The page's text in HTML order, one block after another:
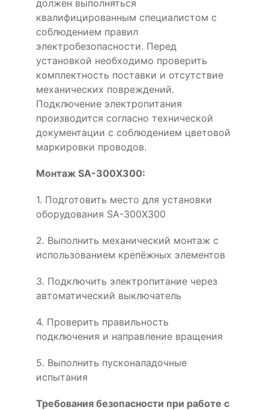
должен выполняться
квалифицированным специалистом с
соблюдением правил
электробезопасности. Перед
установкой необходимо проверить
комплектность поставки и отсутствие
механических повреждений.
Подключение электропитания
производится согласно технической
документации с соблюдением цветовой
маркировки проводов.
Монтаж SA-300X300:
1. Подготовить место для установки
оборудования SA-300X300
2. Выполнить механический монтаж с
использованием крепёжных элементов
3. Подключить электропитание через
автоматический выключатель
4. Проверить правильность
подключения и направление вращения
5. Выполнить пусконаладочные
испытания
Требования безопасности при работе с